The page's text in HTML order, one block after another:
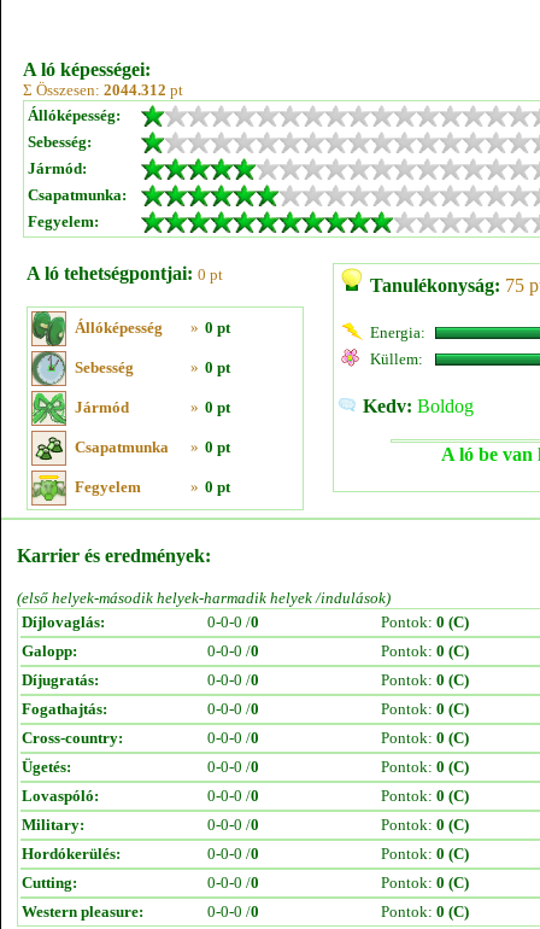
A ló képességei:
Σ Összesen: 2044.312 pt
Állóképesség:
Sebesség:
Jármód:
Csapatmunka:
Fegyelem:
A ló tehetségpontjai: 0 pt
Állóképesség » 0 pt
Sebesség » 0 pt
Jármód » 0 pt
Csapatmunka » 0 pt
Fegyelem » 0 pt
Tanulékonyság: 75
Energia:
Küllem:
Kedv: Boldog
A ló be van
Karrier és eredmények:
(első helyek-második helyek-harmadik helyek /indulások)
Díjlovaglás:
0-0-0 /0 Pontok: 0 (C)
Galopp:
0-0-0 /0 Pontok: 0 (C)
Díjugratás:
0-0-0 /0 Pontok: 0 (C)
Fogathajtás:
0-0-0 /0 Pontok: 0 (C)
Cross-country:
0-0-0 /0 Pontok: 0 (C)
Ügetés:
0-0-0 /0 Pontok: 0 (C)
Lovaspóló:
0-0-0 /0 Pontok: 0 (C)
Military:
0-0-0 /0 Pontok: 0 (C)
Hordókerülés:
0-0-0 /0 Pontok: 0 (C)
Cutting:
0-0-0 /0 Pontok: 0 (C)
Western pleasure:
0-0-0 /0 Pontok: 0 (C)